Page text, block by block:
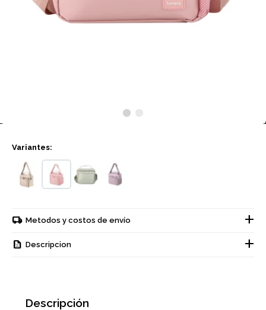
Variantes:
Metodos y costos de envío
Descripcion
Descripción